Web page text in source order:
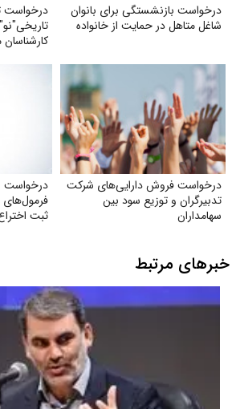
درخواست بازنشستگی برای بانوان
شاغل متاهل در حمایت از خانواده
درخواست
درخواست فروش دارایی‌های شرکت
تدبیرگران و توزیع سود بین
سهامداران
درخواست
فرمول‌های
ثبت
خبرهای مرتبط